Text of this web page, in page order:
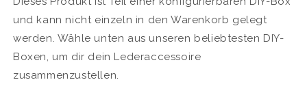
und kann nicht einzeln in den Warenkorb gelegt
werden. Wähle unten aus unseren beliebtesten DIY-
Boxen, um dir dein Lederaccessoire
zusammenzustellen.